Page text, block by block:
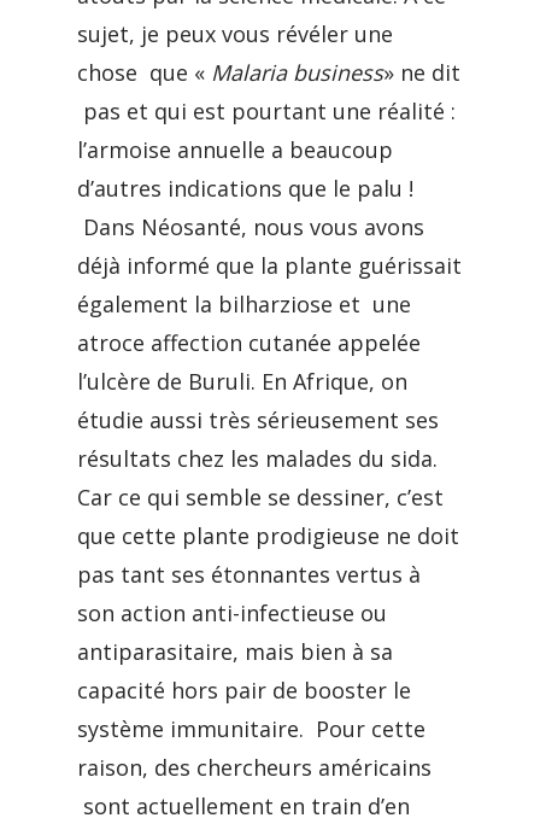
sujet, je peux vous révéler une
chose que « Malaria business» ne dit
pas et qui est pourtant une réalité :
l’armoise annuelle a beaucoup
d’autres indications que le palu !
Dans Néosanté, nous vous avons
déjà informé que la plante guérissait
également la bilharziose et une
atroce affection cutanée appelée
l’ulcère de Buruli. En Afrique, on
étudie aussi très sérieusement ses
résultats chez les malades du sida.
Car ce qui semble se dessiner, c’est
que cette plante prodigieuse ne doit
pas tant ses étonnantes vertus à
son action anti-infectieuse ou
antiparasitaire, mais bien à sa
capacité hors pair de booster le
système immunitaire. Pour cette
raison, des chercheurs américains
sont actuellement en train d’en